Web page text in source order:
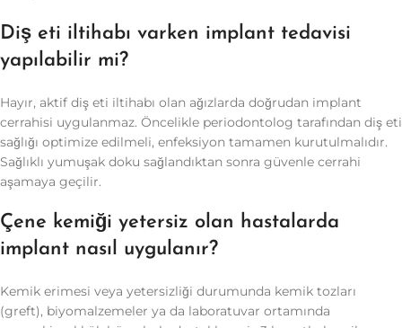
Diş eti iltihabı varken implant tedavisi
yapılabilir mi?
Hayır, aktif diş eti iltihabı olan ağızlarda doğrudan implant
cerrahisi uygulanmaz. Öncelikle periodontolog tarafından diş eti
sağlığı optimize edilmeli, enfeksiyon tamamen kurutulmalıdır.
Sağlıklı yumuşak doku sağlandıktan sonra güvenle cerrahi
aşamaya geçilir.
Çene kemiği yetersiz olan hastalarda
implant nasıl uygulanır?
Kemik erimesi veya yetersizliği durumunda kemik tozları
(greft), biyomalzemeler ya da laboratuvar ortamında